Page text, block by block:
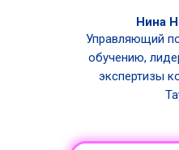
Нина
Управляющий
обучению,
экспертизы